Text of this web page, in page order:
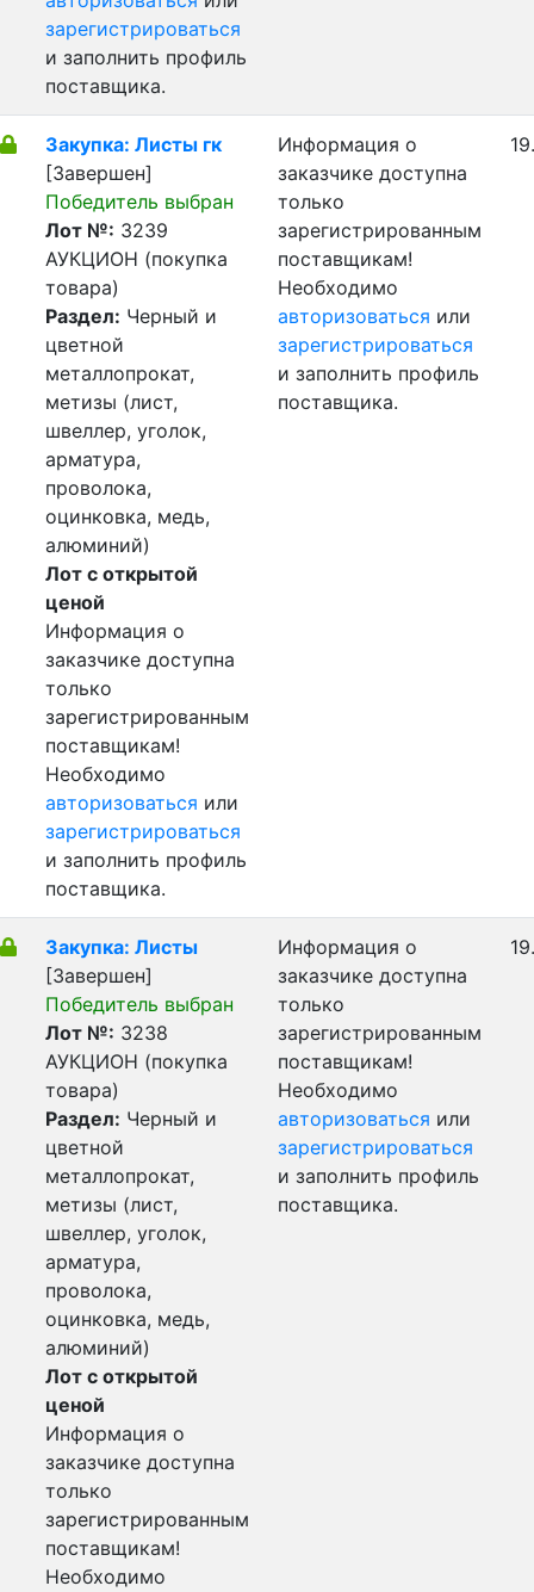
зарегистрироваться
и заполнить профиль
поставщика.
Закупка: Листы гк
[Завершен]
Победитель выбран
Лот №: 3239
АУКЦИОН (покупка
товара)
Раздел: Черный и
цветной
металлопрокат,
метизы (лист,
швеллер, уголок,
арматура,
проволока,
оцинковка, медь,
алюминий)
Лот с открытой
ценой
Информация о
заказчике доступна
только
зарегистрированным
поставщикам!
Необходимо
авторизоваться или
зарегистрироваться
и заполнить профиль
поставщика.
Информация о
заказчике доступна
только
зарегистрированным
поставщикам!
Необходимо
авторизоваться или
зарегистрироваться
и заполнить профиль
поставщика.
Закупка: Листы
[Завершен]
Победитель выбран
Лот №: 3238
АУКЦИОН (покупка
товара)
Раздел: Черный и
цветной
металлопрокат,
метизы (лист,
швеллер, уголок,
арматура,
проволока,
оцинковка, медь,
алюминий)
Лот с открытой
ценой
Информация о
заказчике доступна
только
зарегистрированным
поставщикам!
Необходимо
Информация о
заказчике доступна
только
зарегистрированным
поставщикам!
Необходимо
авторизоваться или
зарегистрироваться
и заполнить профиль
поставщика.